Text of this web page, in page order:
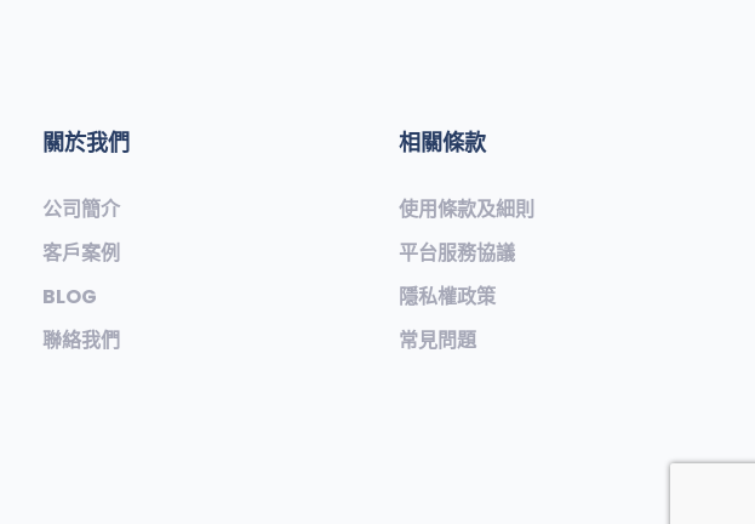
關於我們
公司簡介
客戶案例
BLOG
聯絡我們
相關條款
使用條款及細則
平台服務協議
隱私權政策
常見問題​